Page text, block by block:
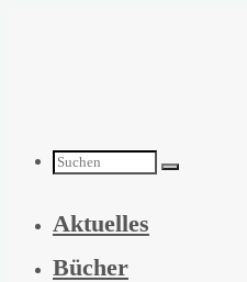
Suchen
nach:
Aktuelles
Bücher